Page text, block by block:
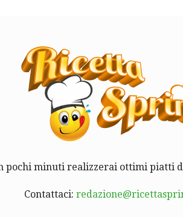
pochi minuti realizzerai ottimi piatti
Contattaci: